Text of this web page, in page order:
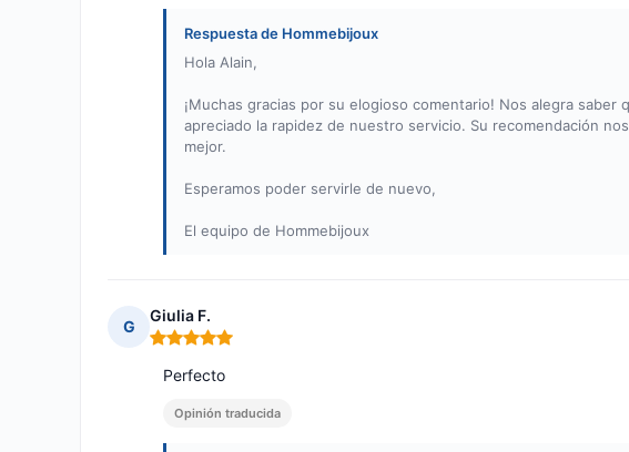
Respuesta de Hommebijoux
Hola Alain,
¡Muchas gracias por su elogioso comentario! Nos alegra
apreciado la rapidez de nuestro servicio. Su recomendación
mejor.
Esperamos poder servirle de nuevo,
El equipo de Hommebijoux
G
Giulia F.
Nota: 5 de 5
Perfecto
Opinión traducida